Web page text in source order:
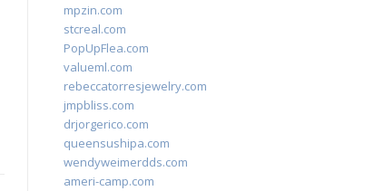
mpzin.com
stcreal.com
PopUpFlea.com
valueml.com
rebeccatorresjewelry.com
jmpbliss.com
drjorgerico.com
queensushipa.com
wendyweimerdds.com
ameri-camp.com